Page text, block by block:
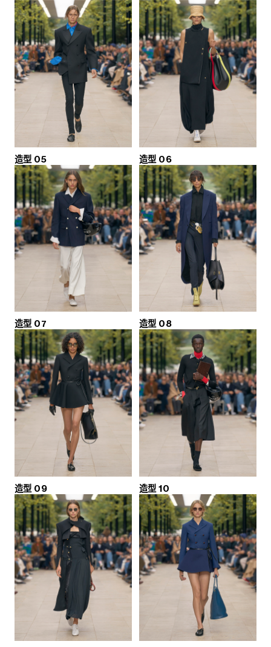
造型 05 造型 06
造型 07 造型 08
造型 09 造型 10